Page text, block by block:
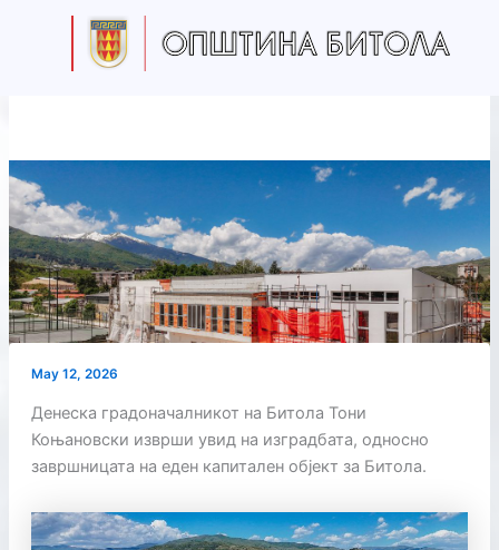
May 12, 2026
Денеска градоначалникот на Битола Тони
Коњановски изврши увид на изградбата, односно
завршницата на еден капитален објект за Битола.